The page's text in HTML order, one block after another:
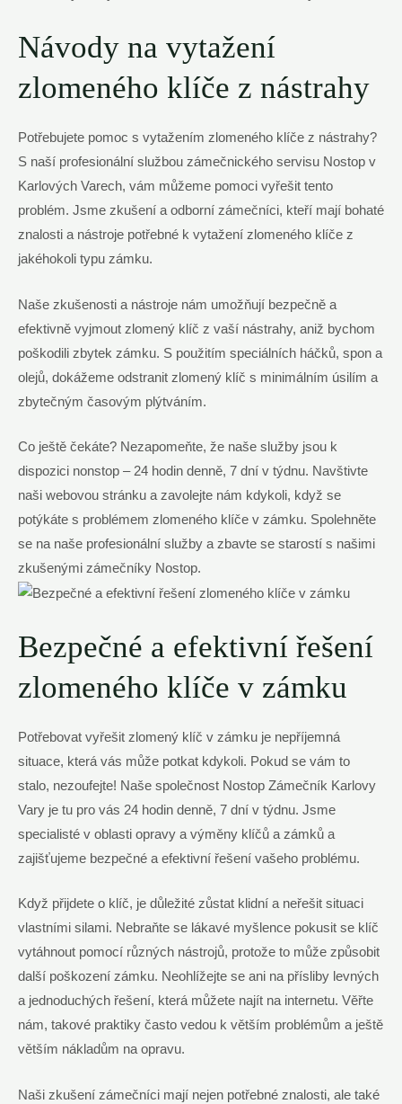
Návody na vytažení⁣
zlomeného klíče z ‍nástrahy
Potřebujete pomoc ‍s vytažením zlomeného ⁢klíče ⁣z nástrahy?
S naší​ profesionální⁢ službou zámečnického‍ servisu ‌Nostop v
Karlových ​Varech,⁢ vám​ můžeme ⁢pomoci ⁢vyřešit tento
problém.⁢ Jsme ⁤zkušení ‍a odborní‍ zámečníci, kteří ​mají bohaté
znalosti a nástroje potřebné ⁢k vytažení zlomeného klíče z
jakéhokoli ‌typu zámku.
Naše zkušenosti a nástroje nám umožňují⁢ bezpečně a
efektivně vyjmout zlomený klíč z vaší​ nástrahy,⁢ aniž bychom
poškodili zbytek zámku. S použitím speciálních háčků, spon a​
olejů, dokážeme odstranit zlomený‍ klíč ⁤s‌ minimálním⁤ úsilím a ​
zbytečným časovým plýtváním.
Co ještě ‍čekáte? ⁢Nezapomeňte, že naše služby jsou k
dispozici nonstop – 24 hodin denně, ‌7 dní v týdnu. Navštivte ​
naši‍ webovou stránku⁣ a ⁢zavolejte nám kdykoli, když se
potýkáte s‌ problémem ⁤zlomeného ​klíče ⁢v ‍zámku. Spolehněte
se na naše profesionální služby⁤ a ⁢zbavte se starostí ​s ⁣našimi
zkušenými⁢ zámečníky Nostop.
Bezpečné a‌ efektivní řešení‌
zlomeného klíče v zámku
Potřebovat vyřešit⁤ zlomený klíč v‍ zámku je ⁢nepříjemná
situace, která vás může‍ potkat kdykoli. Pokud se vám to
‌stalo, nezoufejte! Naše společnost Nostop ‍Zámečník⁤ Karlovy
‍Vary je tu pro vás 24 hodin denně, 7 dní v ‌týdnu. Jsme
specialisté v oblasti opravy a výměny klíčů a zámků⁢ a⁢
zajišťujeme bezpečné a ‌efektivní řešení vašeho problému.
Když přijdete ⁤o klíč, je důležité zůstat klidní⁢ a neřešit situaci
vlastními⁤ silami. Nebraňte se lákavé myšlence pokusit se‌ klíč
vytáhnout ‍pomocí⁤ různých⁢ nástrojů, protože to může způsobit
další poškození zámku. Neohlížejte se ani na přísliby levných
a jednoduchých⁤ řešení, která můžete‌ najít na⁤ internetu. Věřte
nám, takové praktiky často vedou k⁣ větším⁤ problémům ⁣a ještě
‍větším nákladům na opravu.
Naši zkušení zámečníci mají nejen potřebné⁢ znalosti, ale také